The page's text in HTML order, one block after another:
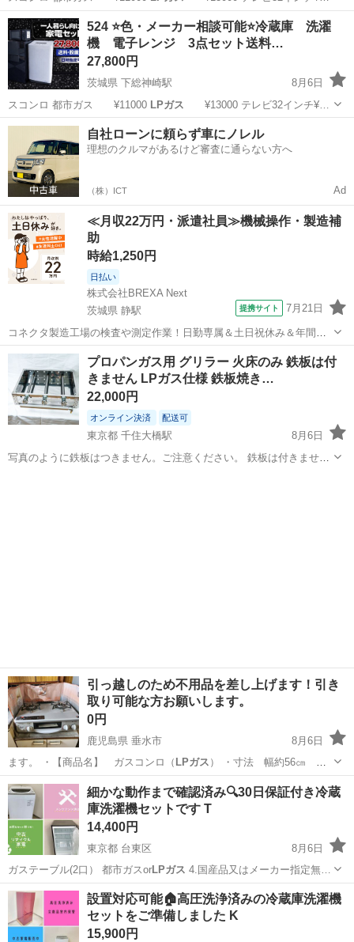
千葉 勝浦市 久我原駅 キッチン家電 商品
524 ⭐️色・メーカー相談可能⭐️冷蔵庫 洗濯
機 電子レンジ 3点セット送料…
27,800円
茨城県 下総神崎駅
8月6日
スコンロ 都市ガス ¥11000 LPガス ¥13000 テレビ32インチ¥…
茨城 稲敷市 下総神崎駅 キッチン家電
自社ローンに頼らず車にノレル
理想のクルマがあるけど審査に通らない方へ
（株）ICT Ad
≪月収22万円・派遣社員≫機械操作・製造補
助
時給1,250円
日払い
株式会社BREXA Next
茨城県 静駅
提携サイト 7月21日
コネクタ製造工場の検査や測定作業！日勤専属＆土日祝休み＆年間休
日128日★クリーンルーム内作業★マイカー通勤OK＆無料駐車場あり
★就業先食堂利用可！日払い制度あり！《茨城県常陸大宮市》 人気の
工場のお仕事 ◇コネクタ製造工...
茨城 常陸大宮市 静駅 その他
プロパンガス用 グリラー 火床のみ 鉄板は付
きません LPガス仕様 鉄板焼き…
22,000円
オンライン決済 配送可
東京都 千住大橋駅
8月6日
写真のように鉄板はつきません。ご注意ください。 鉄板は付きません
引っ越しのため不用品を差し上げます！引き
取り可能な方お願いします。
0円
鹿児島県 垂水市
8月6日
ます。 ・【商品名】 ガスコンロ（ LPガス ） ・寸法 幅約56㎝ 奥
行約40…
鹿児島 垂水市 その他 LPガス
細かな動作まで確認済み🔍30日保証付き冷蔵
庫洗濯機セットです T
14,400円
東京都 台東区
8月6日
ガステーブル(2口） 都市ガスorLPガス 4.国産品又はメーカー指定無…
東京 台東区 生活家電 Hisense
設置対応可能🏠高圧洗浄済みの冷蔵庫洗濯機
セットをご準備しました K
15,900円